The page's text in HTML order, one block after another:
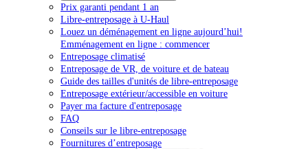
Prix garanti pendant 1 an
Libre-entreposage à U-Haul
Louez un déménagement en ligne aujourd’hui!
Emménagement en ligne : commencer
Entreposage climatisé
Entreposage de VR, de voiture et de bateau
Guide des tailles d'unités de libre-entreposage
Entreposage extérieur/accessible en voiture
Payer ma facture d'entreposage
FAQ
Conseils sur le libre-entreposage
Fournitures d’entreposage